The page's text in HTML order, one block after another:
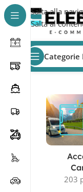
Salta alla
Salta al
Categorie
Home/
203